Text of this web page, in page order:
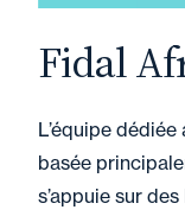
Fidal
L’équipe
basée
s’appuie sur